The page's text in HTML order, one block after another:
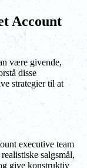
Account
være givende,
disse
strategier til at
executive team
salgsmål,
give konstruktiv